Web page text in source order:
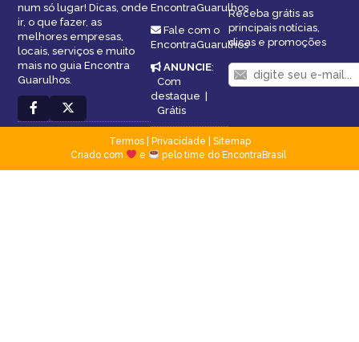
num só lugar! Dicas, onde
ir, o que fazer, as
melhores empresas,
locais, serviços e muito
mais no guia Encontra
Guarulhos.
EncontraGuarulhos
Fale com o
EncontraGuarulhos
ANUNCIE:
Com
destaque
Grátis
Receba grátis as
principais notícias,
dicas e promoções
Termos| Privacidade
Sitemap
Criado com
e pelo time do EncontraBrasil